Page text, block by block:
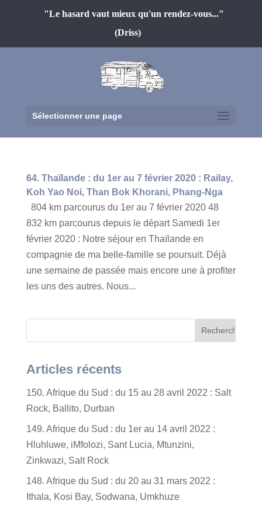
"Le hasard vaut mieux qu'un rendez-vous..."
(Driss)
Sélectionner une page
64. Thaïlande : du 1er au 7 février 2020 : Railay,
Koh Yao Noi, Than Bok Khorani, Phang-Nga
804 km parcourus du 1er au 7 février 2020 48
832 km parcourus depuis le départ Samedi 1er
février 2020 : Notre séjour en Thaïlande en
compagnie de ma belle-famille se poursuit. Déjà
une semaine de passée mais encore une à profiter
les uns des autres. Nous...
Articles récents
150. Afrique du Sud : du 15 au 28 avril 2022 : Salt
Rock, Ballito, Durban
149. Afrique du Sud : du 1er au 14 avril 2022 :
Hluhluwe, iMfolozi, Sant Lucia, Mtunzini,
Zinkwazi, Salt Rock
148. Afrique du Sud : du 20 au 31 mars 2022 :
Ithala, Kosi Bay, Sodwana, Umkhuze